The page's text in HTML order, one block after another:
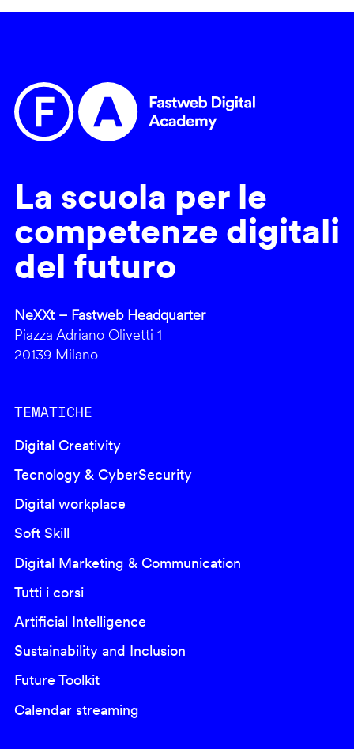
La scuola per le
competenze digitali
del futuro
NeXXt – Fastweb Headquarter
Piazza Adriano Olivetti 1
20139 Milano
TEMATICHE
Digital Creativity
Tecnology & CyberSecurity
Digital workplace
Soft Skill
Digital Marketing & Communication
Tutti i corsi
Artificial Intelligence
Sustainability and Inclusion
Future Toolkit
Calendar streaming